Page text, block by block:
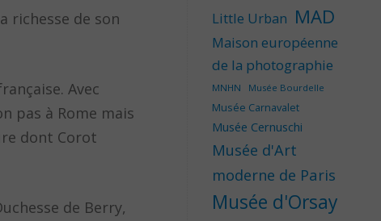
richesse de son
Avec
pas à Rome mais
dont Corot
de Berry,
Little Urban MAD
Maison européenne
de la photographie
MNHN Musée Bourdelle
Musée Carnavalet
Musée Cernuschi
Musée d'Art
moderne de Paris
Musée d'Orsay